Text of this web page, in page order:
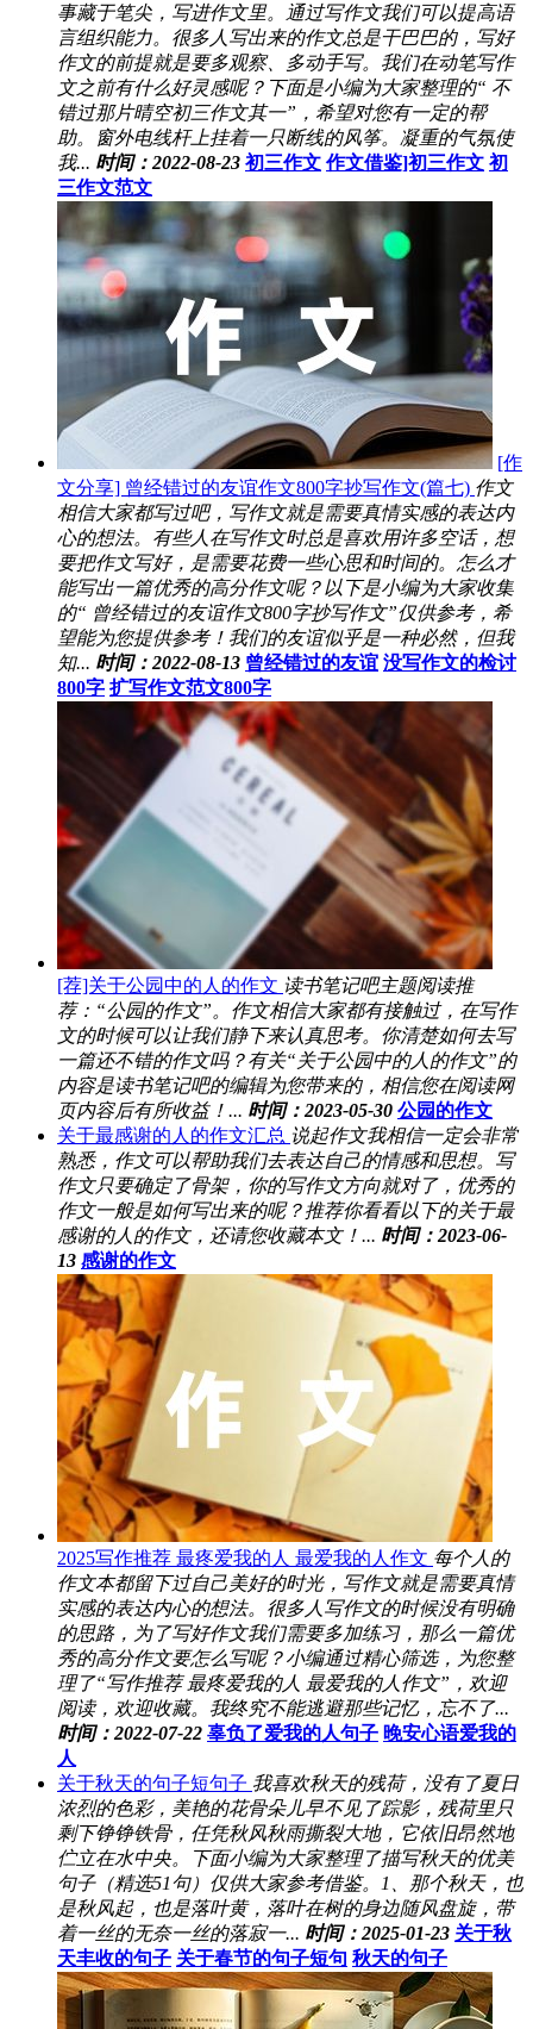
事藏于笔尖，写进作文里。通过写作文我们可以提高语
言组织能力。很多人写出来的作文总是干巴巴的，写好
作文的前提就是要多观察、多动手写。我们在动笔写作
文之前有什么好灵感呢？下面是小编为大家整理的“ 不
错过那片晴空初三作文其一”，希望对您有一定的帮
助。窗外电线杆上挂着一只断线的风筝。凝重的气氛使
我... 时间：2022-08-23 初三作文 作文借鉴]初三作文 初
三作文范文
[作
文分享] 曾经错过的友谊作文800字抄写作文(篇七) 作文
相信大家都写过吧，写作文就是需要真情实感的表达内
心的想法。有些人在写作文时总是喜欢用许多空话，想
要把作文写好，是需要花费一些心思和时间的。怎么才
能写出一篇优秀的高分作文呢？以下是小编为大家收集
的“ 曾经错过的友谊作文800字抄写作文”仅供参考，希
望能为您提供参考！我们的友谊似乎是一种必然，但我
知... 时间：2022-08-13 曾经错过的友谊 没写作文的检讨
800字 扩写作文范文800字
[荐]关于公园中的人的作文 读书笔记吧主题阅读推
荐：“公园的作文”。作文相信大家都有接触过，在写作
文的时候可以让我们静下来认真思考。你清楚如何去写
一篇还不错的作文吗？有关“关于公园中的人的作文”的
内容是读书笔记吧的编辑为您带来的，相信您在阅读网
页内容后有所收益！... 时间：2023-05-30 公园的作文
关于最感谢的人的作文汇总 说起作文我相信一定会非常
熟悉，作文可以帮助我们去表达自己的情感和思想。写
作文只要确定了骨架，你的写作文方向就对了，优秀的
作文一般是如何写出来的呢？推荐你看看以下的关于最
感谢的人的作文，还请您收藏本文！... 时间：2023-06-
13 感谢的作文
2025写作推荐 最疼爱我的人 最爱我的人作文 每个人的
作文本都留下过自己美好的时光，写作文就是需要真情
实感的表达内心的想法。很多人写作文的时候没有明确
的思路，为了写好作文我们需要多加练习，那么一篇优
秀的高分作文要怎么写呢？小编通过精心筛选，为您整
理了“写作推荐 最疼爱我的人 最爱我的人作文”，欢迎
阅读，欢迎收藏。我终究不能逃避那些记忆，忘不了...
时间：2022-07-22 辜负了爱我的人句子 晚安心语爱我的
人
关于秋天的句子短句子 我喜欢秋天的残荷，没有了夏日
浓烈的色彩，美艳的花骨朵儿早不见了踪影，残荷里只
剩下铮铮铁骨，任凭秋风秋雨撕裂大地，它依旧昂然地
伫立在水中央。下面小编为大家整理了描写秋天的优美
句子（精选51句）仅供大家参考借鉴。1、那个秋天，也
是秋风起，也是落叶黄，落叶在树的身边随风盘旋，带
着一丝的无奈一丝的落寂一... 时间：2025-01-23 关于秋
天丰收的句子 关于春节的句子短句 秋天的句子